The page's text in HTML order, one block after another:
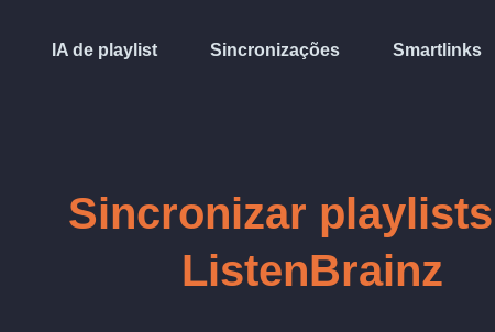
IA de playlist Sincronizações Smartlinks
Sincronizar
ListenBrainz